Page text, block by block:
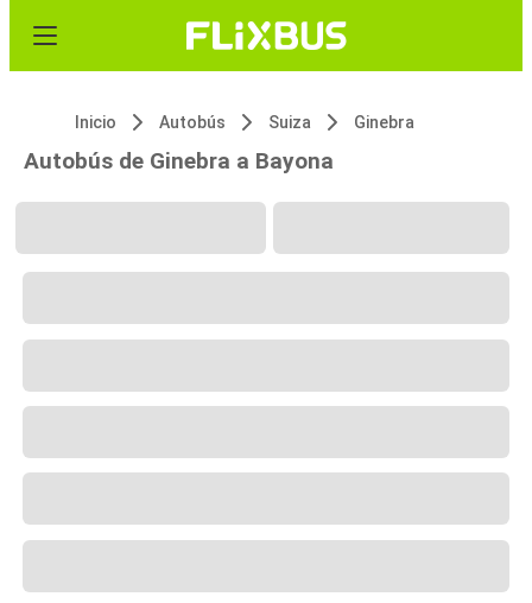
Inicio Autobús Suiza Ginebra
Autobús de Ginebra a Bayona